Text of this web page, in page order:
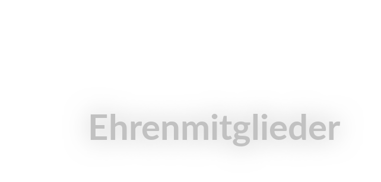
Ehrenmitglieder